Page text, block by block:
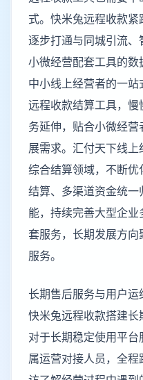
式。快米兔远程收款紧
逐步打通与同城引流
小微经营配套工具的
中小线上经营者的一
远程收款结算工具，
务延伸，贴合小微经
展需求。汇付天下线
综合结算领域，不断
结算、多渠道资金统
能，持续完善大型企
套服务，长期发展方
服务。
长期售后服务与用户运
快米兔远程收款搭建长
对于长期稳定使用平
属运营对接人员，全